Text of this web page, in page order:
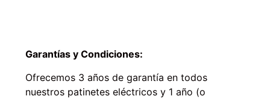
Garantías y Condiciones:
Ofrecemos 3 años de garantía en todos
nuestros patinetes eléctricos y 1 año (o